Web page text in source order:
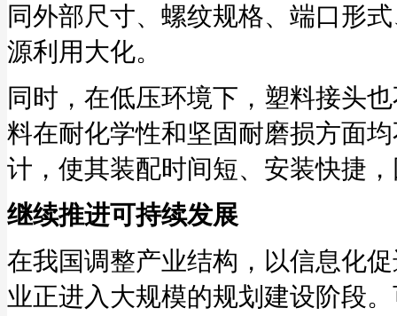
同外部尺寸、螺纹规格、端口形
源利用大化。
同时，在低压环境下，塑料接头
料在耐化学性和坚固耐磨损方面
计，使其装配时间短、安装快捷
继续推进可持续发展
在我国调整产业结构，以信息化
业正进入大规模的规划建设阶段